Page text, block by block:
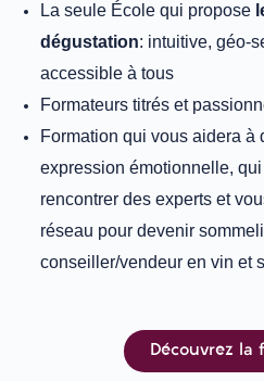
La seule École qui propose
dégustation: intuitive, géo-
accessible à tous
Formateurs titrés et
Formation qui vous aidera à
expression émotionnelle,
rencontrer des experts et
réseau pour devenir
conseiller/vendeur en vin et
Découvrez la